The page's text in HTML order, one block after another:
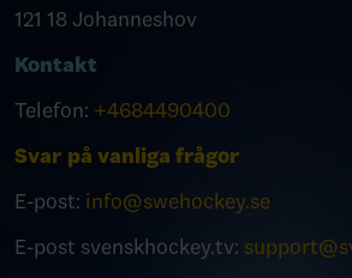
121 18 Johanneshov
Kontakt
Telefon: +4684490400
Svar på vanliga frågor
E-post: info@swehockey.se
E-post svenskhockey.tv: